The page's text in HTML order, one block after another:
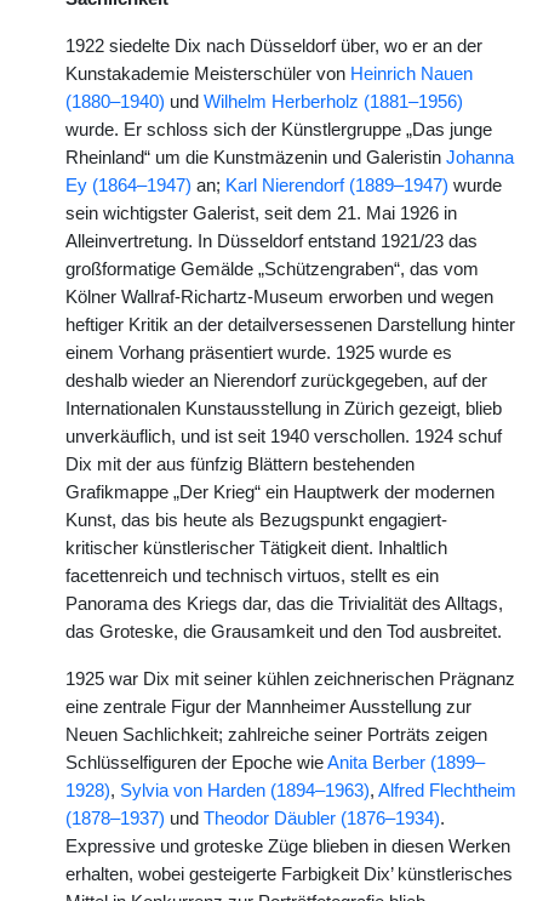
1922 siedelte Dix nach Düsseldorf über, wo er an der
Kunstakademie Meisterschüler von Heinrich Nauen
(1880–1940) und Wilhelm Herberholz (1881–1956)
wurde. Er schloss sich der Künstlergruppe „Das junge
Rheinland“ um die Kunstmäzenin und Galeristin Johanna
Ey (1864–1947) an; Karl Nierendorf (1889–1947) wurde
sein wichtigster Galerist, seit dem 21. Mai 1926 in
Alleinvertretung. In Düsseldorf entstand 1921/23 das
großformatige Gemälde „Schützengraben“, das vom
Kölner Wallraf-Richartz-Museum erworben und wegen
heftiger Kritik an der detailversessenen Darstellung hinter
einem Vorhang präsentiert wurde. 1925 wurde es
deshalb wieder an Nierendorf zurückgegeben, auf der
Internationalen Kunstausstellung in Zürich gezeigt, blieb
unverkäuflich, und ist seit 1940 verschollen. 1924 schuf
Dix mit der aus fünfzig Blättern bestehenden
Grafikmappe „Der Krieg“ ein Hauptwerk der modernen
Kunst, das bis heute als Bezugspunkt engagiert-
kritischer künstlerischer Tätigkeit dient. Inhaltlich
facettenreich und technisch virtuos, stellt es ein
Panorama des Kriegs dar, das die Trivialität des Alltags,
das Groteske, die Grausamkeit und den Tod ausbreitet.
1925 war Dix mit seiner kühlen zeichnerischen Prägnanz
eine zentrale Figur der Mannheimer Ausstellung zur
Neuen Sachlichkeit; zahlreiche seiner Porträts zeigen
Schlüsselfiguren der Epoche wieAnita Berber (1899–
1928), Sylvia von Harden (1894–1963), Alfred Flechtheim
(1878–1937) und Theodor Däubler (1876–1934).
Expressive und groteske Züge blieben in diesen Werken
erhalten, wobei gesteigerte Farbigkeit Dix’ künstlerisches